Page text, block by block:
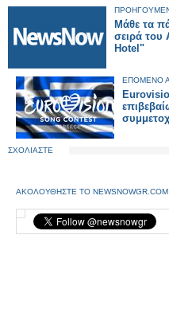
Μάθε τα
σειρά του
Hotel"
ΕΠΟΜΕΝΟ
ΣΧΟΛΙΑΣΤΕ
ΑΚΟΛΟΥΘΗΣΤΕ ΤΟ NEWSNOWGR.COM